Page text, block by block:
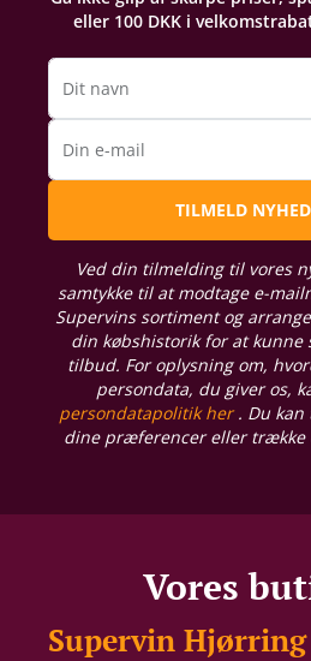
eller 100 DKK i
Dit navn
Din e-mail
TILMELD
Ved din tilmelding til vores
samtykke til at modtage e-
Supervins sortiment og
din købshistorik for at kunne
tilbud. For oplysning om,
persondata, du giver os,
persondatapolitik her. Du
dine præferencer eller trække
Vores
Supervin Hjørring